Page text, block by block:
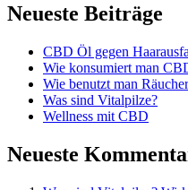
Neueste Beiträge
CBD Öl gegen
Wie konsumiert man
Wie benutzt man
Was sind Vitalpilze?
Wellness mit CBD
Neueste